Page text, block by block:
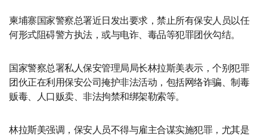
柬埔寨国家警察总署近日发出要求，禁止所有保安人员以任
何形式阻碍警方执法，或与电诈、毒品等犯罪团伙勾结。
国家警察总署私人保安管理局局长林拉斯美表示，个别犯罪
团伙正在利用保安公司掩护非法活动，包括网络诈骗、制毒
贩毒、人口贩卖、非法拘禁和绑架勒索等。
林拉斯美强调，保安人员不得与雇主合谋实施犯罪，尤其是